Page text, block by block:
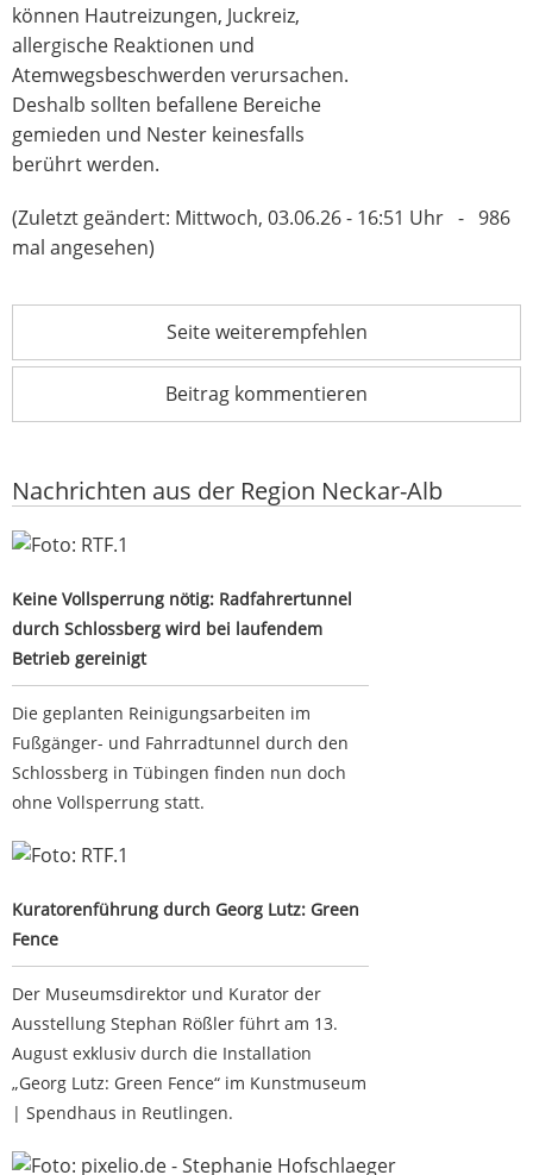
können Hautreizungen, Juckreiz,
allergische Reaktionen und
Atemwegsbeschwerden verursachen.
Deshalb sollten befallene Bereiche
gemieden und Nester keinesfalls
berührt werden.
(Zuletzt geändert: Mittwoch, 03.06.26 - 16:51 Uhr - 986
mal angesehen)
Seite weiterempfehlen
Beitrag kommentieren
Nachrichten aus der Region Neckar-Alb
Keine Vollsperrung nötig: Radfahrertunnel durch
Keine Vollsperrung nötig: Radfahrertunnel
durch Schlossberg wird bei laufendem
Betrieb gereinigt
Die geplanten Reinigungsarbeiten im
Fußgänger- und Fahrradtunnel durch den
Schlossberg in Tübingen finden nun doch
ohne Vollsperrung statt.
Kuratorenführung durch Georg Lutz: Green Fence
Kuratorenführung durch Georg Lutz: Green
Fence
Der Museumsdirektor und Kurator der
Ausstellung Stephan Rößler führt am 13.
August exklusiv durch die Installation
„Georg Lutz: Green Fence“ im Kunstmuseum
| Spendhaus in Reutlingen.
Nach Messerangriff in Haft